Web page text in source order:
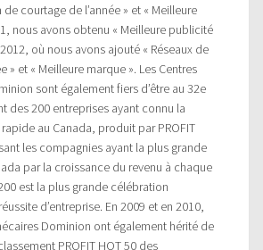
courtage de l’année » et « Meilleure
nous avons obtenu « Meilleure publicité
où nous avons ajouté « Réseaux de
» et « Meilleure marque ». Les Centres
sont également fiers d’être au 32e
des 200 entreprises ayant connu la
au Canada, produit par PROFIT
les compagnies ayant la plus grande
par la croissance du revenu à chaque
est la plus grande célébration
d’entreprise. En 2009 et en 2010,
Dominion ont également hérité de
PROFIT HOT 50 des